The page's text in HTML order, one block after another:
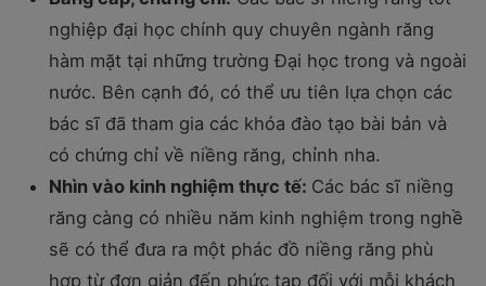
nghiệp đại học chính quy chuyên ngành răng
hàm mặt tại những trường Đại học trong và ngoài
nước. Bên cạnh đó, có thể ưu tiên lựa chọn các
bác sĩ đã tham gia các khóa đào tạo bài bản và
có chứng chỉ về niềng răng, chỉnh nha.
Nhìn vào kinh nghiệm thực tế: Các bác sĩ niềng
răng càng có nhiều năm kinh nghiệm trong nghề
sẽ có thể đưa ra một phác đồ niềng răng phù
hợp từ đơn giản đến phức tạp đối với mỗi khách